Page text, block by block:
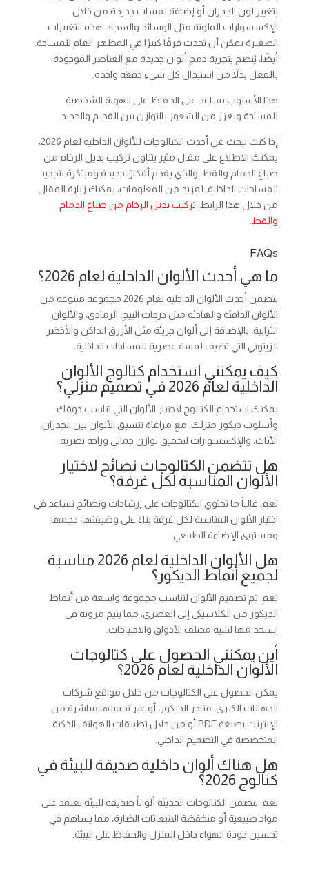
بتغيير لون الجدران أو إضافة لمسات جديدة من خلال
الإكسسوارات الملونة مثل الوسائد والسجاد. هذه التغييرات
الصغيرة يمكن أن تحدث فرقًا كبيرًا في المظهر العام للمساحة.
أيضًا، يُنصح بتجربة دمج ألوان جديدة مع العناصر الموجودة
بالفعل بدلاً من استبدال كل شيء دفعة واحدة.
هذا الأسلوب يساعد على الحفاظ على الهوية الشخصية
للمساحة ويعزز من الشعور بالتوازن بين القديم والجديد.
إذا كنت تبحث عن أحدث الكتالوجات للألوان الداخلية لعام 2026،
يمكنك الاطلاع على مقال مثير يتناول تركيب بديل الرخام من
صباغ الدمام والقط، والذي يقدم أفكارًا جديدة ومبتكرة لتجديد
المساحات الداخلية. لمزيد من المعلومات، يمكنك زيارة المقال
من خلال هذا الرابط: تركيب بديل الرخام من صباغ الدمام
والقط.
FAQs
ما هي أحدث الألوان الداخلية لعام 2026؟
تتضمن أحدث الألوان الداخلية لعام 2026 مجموعة متنوعة من
الألوان الدافئة والهادئة مثل درجات البيج، الرمادي، والألوان
الترابية، بالإضافة إلى ألوان جريئة مثل الأزرق الداكن والأخضر
الزيتوني التي تضيف لمسة عصرية للمساحات الداخلية.
كيف يمكنني استخدام كتالوج الألوان
الداخلية لعام 2026 في تصميم منزلي؟
يمكنك استخدام الكتالوج لاختيار الألوان التي تناسب ذوقك
وأسلوب ديكور منزلك، مع مراعاة تنسيق الألوان بين الجدران،
الأثاث، والإكسسوارات لتحقيق توازن جمالي وراحة بصرية.
هل تتضمن الكتالوجات نصائح لاختيار
الألوان المناسبة لكل غرفة؟
نعم، غالباً ما تحتوي الكتالوجات على إرشادات ونصائح تساعد في
اختيار الألوان المناسبة لكل غرفة بناءً على وظيفتها، حجمها،
ومستوى الإضاءة الطبيعي.
هل الألوان الداخلية لعام 2026 مناسبة
لجميع أنماط الديكور؟
نعم، تم تصميم الألوان لتناسب مجموعة واسعة من أنماط
الديكور من الكلاسيكي إلى العصري، مما يتيح مرونة في
استخدامها لتلبية مختلف الأذواق والاحتياجات.
أين يمكنني الحصول على كتالوجات
الألوان الداخلية لعام 2026؟
يمكن الحصول على الكتالوجات من خلال مواقع شركات
الدهانات الكبرى، متاجر الديكور، أو عبر تحميلها مباشرة من
الإنترنت بصيغة PDF أو من خلال تطبيقات الهواتف الذكية
المتخصصة في التصميم الداخلي.
هل هناك ألوان داخلية صديقة للبيئة في
كتالوج 2026؟
نعم، تتضمن الكتالوجات الحديثة ألواناً صديقة للبيئة تعتمد على
مواد طبيعية أو منخفضة الانبعاثات الضارة، مما يساهم في
تحسين جودة الهواء داخل المنزل والحفاظ على البيئة.